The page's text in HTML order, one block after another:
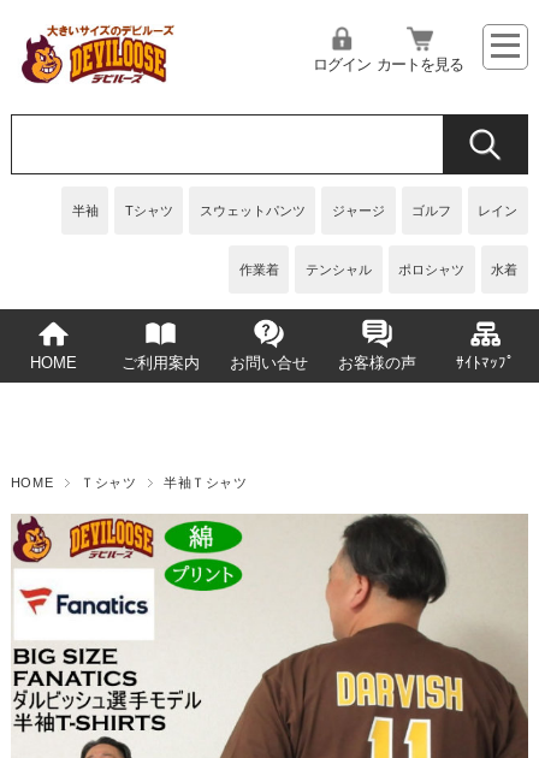
半袖 Tシャツ スウェットパンツ ジャージ ゴルフ レイン
作業着 テンシャル ポロシャツ 水着
ログイン カートを見る
HOME ご利用案内 お問い合せ お客様の声 ｻｲﾄﾏｯﾌﾟ
HOME Ｔシャツ 半袖Ｔシャツ